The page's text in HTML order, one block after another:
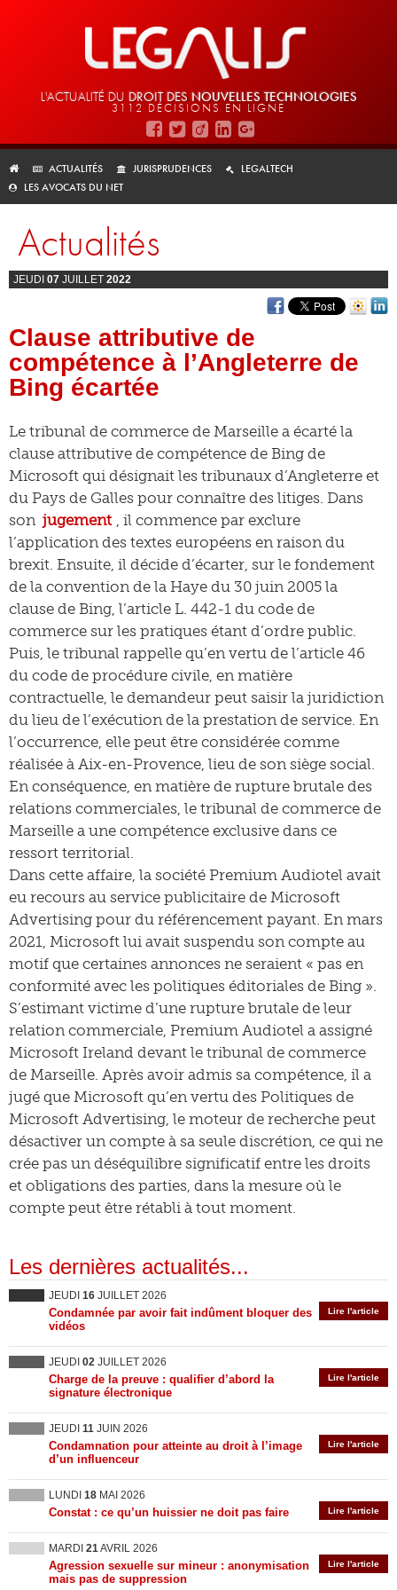
L'ACTUALITÉ DU DROIT DES NOUVELLES TECHNOLOGIES
3112 DÉCISIONS EN LIGNE
ACTUALITÉS JURISPRUDENCES
LEGALTECH
LES AVOCATS DU NET
Actualités
JEUDI 07 JUILLET 2022
Clause attributive de
compétence à l’Angleterre de
Bing écartée
Le tribunal de commerce de Marseille a écarté la
clause attributive de compétence de Bing de
Microsoft qui désignait les tribunaux d’Angleterre et
du Pays de Galles pour connaître des litiges. Dans
son jugement , il commence par exclure
l’application des textes européens en raison du
brexit. Ensuite, il décide d’écarter, sur le fondement
de la convention de la Haye du 30 juin 2005 la
clause de Bing, l’article L. 442-1 du code de
commerce sur les pratiques étant d’ordre public.
Puis, le tribunal rappelle qu’en vertu de l’article 46
du code de procédure civile, en matière
contractuelle, le demandeur peut saisir la juridiction
du lieu de l’exécution de la prestation de service. En
l’occurrence, elle peut être considérée comme
réalisée à Aix-en-Provence, lieu de son siège social.
En conséquence, en matière de rupture brutale des
relations commerciales, le tribunal de commerce de
Marseille a une compétence exclusive dans ce
ressort territorial.
Dans cette affaire, la société Premium Audiotel avait
eu recours au service publicitaire de Microsoft
Advertising pour du référencement payant. En mars
2021, Microsoft lui avait suspendu son compte au
motif que certaines annonces ne seraient « pas en
conformité avec les politiques éditoriales de Bing ».
S’estimant victime d’une rupture brutale de leur
relation commerciale, Premium Audiotel a assigné
Microsoft Ireland devant le tribunal de commerce
de Marseille. Après avoir admis sa compétence, il a
jugé que Microsoft qu’en vertu des Politiques de
Microsoft Advertising, le moteur de recherche peut
désactiver un compte à sa seule discrétion, ce qui ne
crée pas un déséquilibre significatif entre les droits
et obligations des parties, dans la mesure où le
compte peut être rétabli à tout moment.
Les dernières actualités...
JEUDI 16 JUILLET 2026
Lire l'article
Condamnée par avoir fait indûment bloquer des
vidéos
JEUDI 02 JUILLET 2026
Lire l'article
Charge de la preuve : qualifier d’abord la
signature électronique
JEUDI 11 JUIN 2026
Lire l'article
Condamnation pour atteinte au droit à l’image
d’un influenceur
LUNDI 18 MAI 2026
Lire l'article
Constat : ce qu’un huissier ne doit pas faire
MARDI 21AVRIL 2026
Lire l'article
Agression sexuelle sur mineur : anonymisation
mais pas de suppression